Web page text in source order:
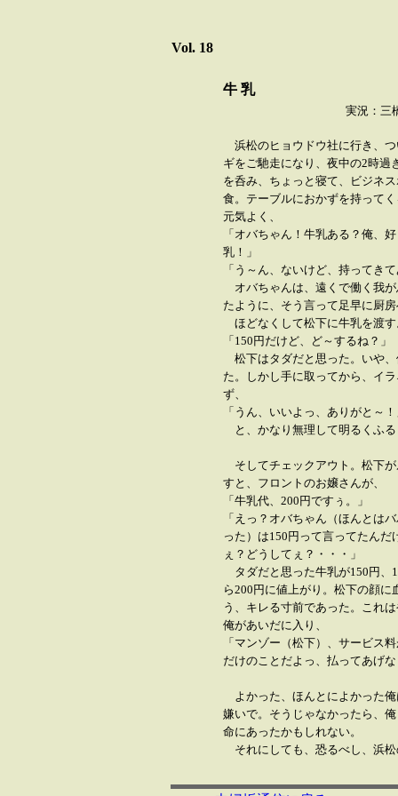
Vol. 18
牛 乳
実況：三
浜松のヒョウドウ社に行き、
ギをご馳走になり、夜中の2時過
を呑み、ちょっと寝て、ビジネ
食。テーブルにおかずを持って
元気よく、
「オバちゃん！牛乳ある？俺、
乳！」
「う～ん、ないけど、持ってき
オバちゃんは、遠くで働く我
たように、そう言って足早に厨
ほどなくして松下に牛乳を渡す
「150円だけど、ど～するね？」
松下はタダだと思った。いや
た。しかし手に取ってから、イ
ず、
「うん、いいよっ、ありがと～
と、かなり無理して明るくふ
そしてチェックアウト。松下
すと、フロントのお嬢さんが、
「牛乳代、200円ですぅ。」
「えっ？オバちゃん（ほんとは
った）は150円って言ってたんだ
ぇ？どうしてぇ？・・・」
タダだと思った牛乳が150円、
ら200円に値上がり。松下の顔に
う、キレる寸前であった。これ
俺があいだに入り、
「マンゾー（松下）、サービス
だけのことだよっ、払ってあげ
よかった、ほんとによかった
嫌いで。そうじゃなかったら、
命にあったかもしれない。
それにしても、恐るべし、浜